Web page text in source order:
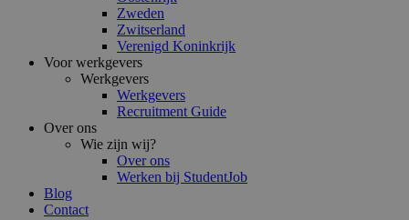
Zweden
Zwitserland
Verenigd Koninkrijk
Voor werkgevers
Werkgevers
Werkgevers
Recruitment Guide
Over ons
Wie zijn wij?
Over ons
Werken bij StudentJob
Blog
Contact